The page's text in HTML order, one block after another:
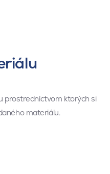
prostredníctvom ktorých si
materiálu.